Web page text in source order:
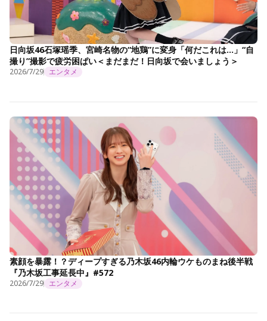
日向坂46石塚瑶季、宮崎名物の“地鶏”に変身「何だこれは…」“自
撮り”撮影で疲労困ぱい＜まだまだ！日向坂で会いましょう＞
2026/7/29 エンタメ
素顔を暴露！？ディープすぎる乃木坂46内輪ウケものまね後半戦
『乃木坂工事延長中』#572
2026/7/29 エンタメ